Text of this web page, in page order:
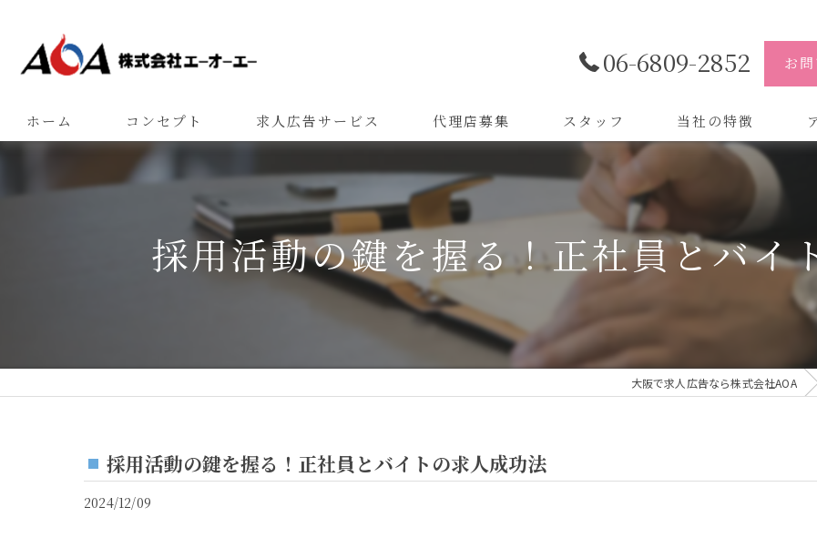
06-6809-2852 お
ホーム コンセプト 求人広告サービス 代理店募集 スタッフ 当社の特徴
代理店
バイトル 株
採用活動の鍵を握る！正社員とバイ
大阪で求人広告なら株式会社AOA
採用活動の鍵を握る！正社員とバイトの求人成功法
2024/12/09